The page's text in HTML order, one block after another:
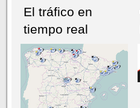
NÚMERO ACTUALHEMEROTECA
El tráfico en
tiempo real